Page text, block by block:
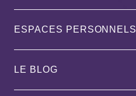
ESPACES PERSONNELS
LE BLOG